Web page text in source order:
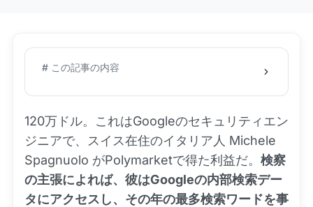
# この記事の内容
120万ドル。これはGoogleのセキュリティエン
ジニアで、スイス在住のイタリア人 Michele
Spagnuolo がPolymarketで得た利益だ。 検察
の主張によれば、彼はGoogleの内部検索デー
タにアクセスし、その年の最多検索ワードを事